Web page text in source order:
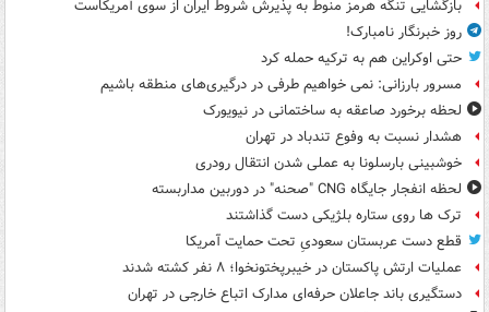
بازگشایی تنگه هرمز منوط به پذیرش شروط ایران از سوی آمریکاست
روز خبرنگار نامبارک!
حتی اوکراین هم به ترکیه حمله کرد
مسرور بارزانی: نمی خواهیم طرفی در درگیری‌های منطقه باشیم
لحظه برخورد صاعقه به ساختمانی در نیویورک
هشدار نسبت به وفوع تندباد در تهران
خوشبینی بارسلونا به عملی شدن انتقال رودری
لحظه انفجار جایگاه CNG "صحنه" در دوربین مداربسته
ترک ها روی ستاره بلژیکی دست گذاشتند
قطع دست عربستان سعودیِ تحت حمایت آمریکا
عملیات ارتش پاکستان در خیبرپختونخوا؛ ۸ نفر کشته شدند
دستگیری باند جاعلان حرفه‌ای مدارک اتباع خارجی در تهران